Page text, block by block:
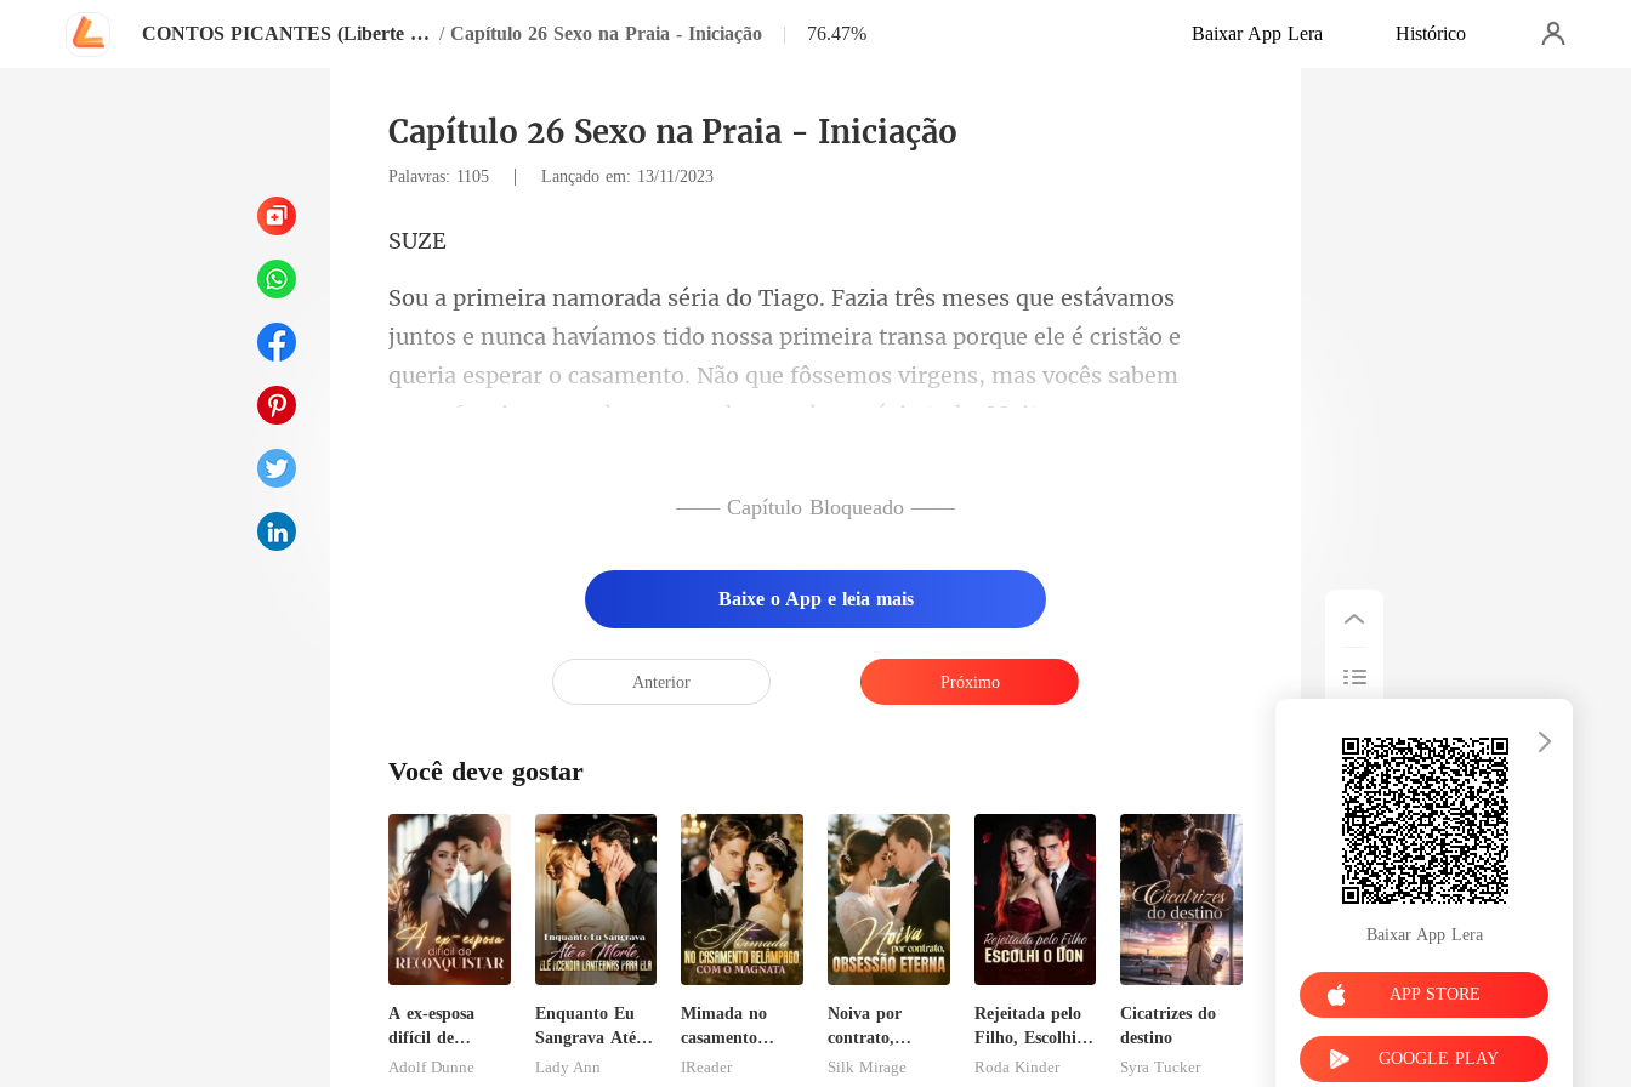
CONTOS PICANTES (Liberte o seu prazer) / Capítulo 26 Sexo na Praia - Iniciação | 76.47% Baixar App Lera Histórico
Capítulo 26 Sexo na Praia - Iniciação
Palavras: 1105 | Lançado em: 13/11/2023
U
transa porque ele é cristão e
queria esperar o casamento. Não que fôssemos virgens, mas vocês sabem
como funciona
—— Capítulo Bloqueado ——
Baixe o App e leia mais
Anterior Próximo
Você deve gostar
A ex-esposa
difícil de
reconquistar
Adolf Dunne
Enquanto Eu
Sangrava Até a
Morte, Ele
Lady Ann
Mimada no
casamento
relâmpago com
IReader
Noiva por
contrato,
obsessão eterna
Silk Mirage
Rejeitada pelo
Filho, Escolhi o
Don
Roda Kinder
Cicatrizes do
destino
Syra Tucker
Baixar App Lera
APP STORE
GOOGLE PLAY